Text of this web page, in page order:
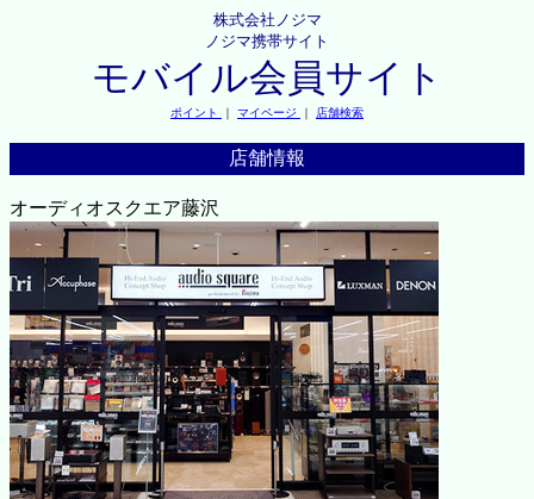
株式会社ノジマ
ノジマ携帯サイト
モバイル会員サイト
ポイント ｜ マイページ ｜ 店舗検索
店舗情報
オーディオスクエア藤沢